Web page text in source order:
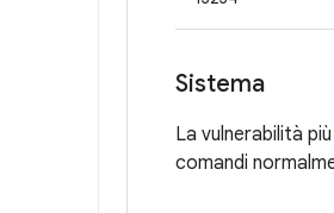
Sistema
La vulnerabilità
comandi